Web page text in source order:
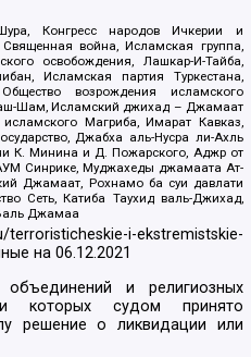
Конгресс народов Ичкерии и
война, Исламская группа,
освобождения, Лашкар-И-Тайба,
Исламская партия Туркестана,
возрождения исламского
Шам, Исламский джихад – Джамаат
Магриба, Имарат Кавказ,
Джабха аль-Нусра ли-Ахль
К. Минина и Д. Пожарского, Аджр от
Синрике, Муджахеды джамаата Ат-
Джамаат, Рохнамо ба суи давлати
Сеть, Катиба Таухид валь-Джихад,
Джамаа
terroristicheskie-i-ekstremistskie-
на06.12.2021
и религиозных
которых судом принято
решение о ликвидации или